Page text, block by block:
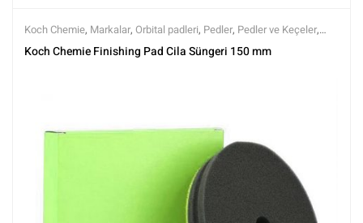
Koch Chemie, Markalar, Orbital padleri, Pedler, Pedler ve Keçeler,
Polisaj,Polisaj ve Parlatma,Tüm Ürünler,Tüm Ürünler
Koch Chemie Finishing Pad Cila Süngeri 150 mm